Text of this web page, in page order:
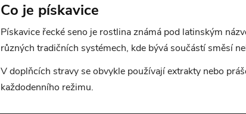
Co je pískavice
Pískavice řecké seno je rostlina známá pod latinským
různých tradičních systémech, kde bývá součástí směsí
V doplňcích stravy se obvykle používají extrakty nebo
každodenního režimu.